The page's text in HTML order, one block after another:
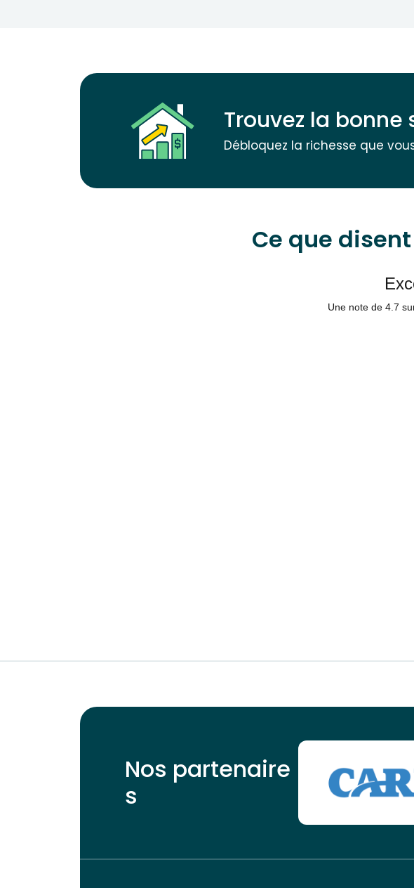
Trouvez la bonne
Débloquez la richesse que
Ce que
Nos partenaire
s